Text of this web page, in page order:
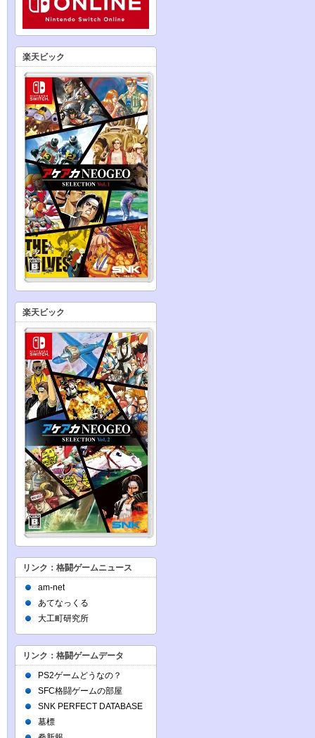
楽天ビック
楽天ビック
リンク：格闘ゲームニュース
am-net
あてなっくる
大工町研究所
リンク：格闘ゲームデータ
PS2ゲームどうなの？
SFC格闘ゲームの部屋
SNK PERFECT DATABASE
墓標